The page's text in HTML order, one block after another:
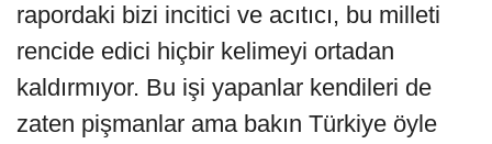
rapordaki bizi incitici ve acıtıcı, bu milleti
rencide edici hiçbir kelimeyi ortadan
kaldırmıyor. Bu işi yapanlar kendileri de
zaten pişmanlar ama bakın Türkiye öyle